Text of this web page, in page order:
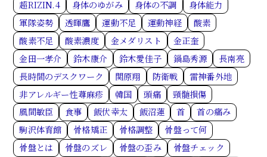
超RIZIN.4 身体のゆがみ 身体の不調
身体能力
軍隊姿勢
透暉鷹 運動不足 運動神経
酸素
酸素不足
酸素濃度 金メダリスト
金正奎
金田一孝介
鈴木康介 鈴木愛佳子 鍋島秀源
長南亮
長時間のデスクワーク
関原翔 防衛戦
雷神番外地
非アレルギー性蕁麻疹
韓国 頭痛
頸髄損傷
風間敏臣
食事 飯伏幸太 飯沼蓮 首
首の痛み
駒沢体育館
骨格矯正 骨格調整
骨盤って何
骨盤とは
骨盤のズレ 骨盤の歪み
骨盤チェック